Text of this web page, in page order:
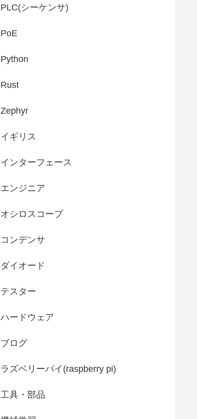
PLC(シーケンサ)
PoE
Python
Rust
Zephyr
イギリス
インターフェース
エンジニア
オシロスコープ
コンデンサ
ダイオード
テスター
ハードウェア
ブログ
ラズベリーパイ(raspberry pi)
工具・部品